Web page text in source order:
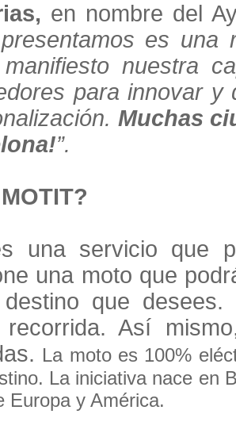
en nombre del
es una
nuestra
para innovar
Muchas
”.
una servicio que
una moto que
que
recorrida. Así
La moto es 100%
La iniciativa nace en
Europa y América.